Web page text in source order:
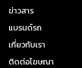
ข่าวสาร
แบรนด์รถ
เกี่ยวกับเรา
ติดต่อโฆษณา